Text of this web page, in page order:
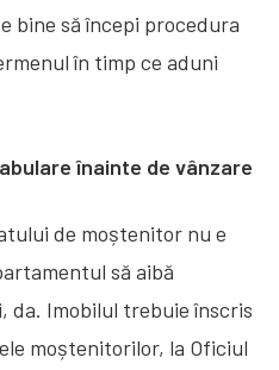
bine să începi procedura
în timp ce aduni
înainte de vânzare
de moștenitor nu e
să aibă
da. Imobilul trebuie înscris
moștenitorilor, la Oficiul